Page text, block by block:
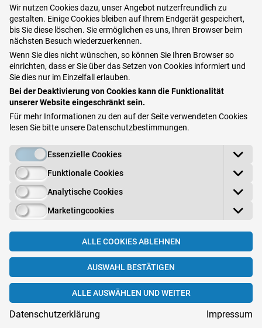
Wie erkennen Sie Scabies?
Meistfängt die Krätze mit einemdezenten Jucken an
Bald steigert sich der Reiz, die Haut brennt, die
Schlafruhe ist gestört, weil die Bettwärme die Milben
beweglich macht. Erstebetroffene Stellen
mit dünner Hornschicht: Finger und Zehen, unter den
Achseln, an den Leisten, im Genitalbereich, auf den
Handgelenken, rund um den Bauchnabel.
DerKopfbereich ist selten bei Erwachsenen
, öfter bei
Kleinkindern betroffen. Die Haut verändert sich, es
entstehenBläschen, Knoten, Krusten
. Häufig kommen
Superinfektionen mit Bakterien dazu, da die Hautbarriere
Kratzverletzungengestört ist. Mit Hilfe eines
Dermatoskops lassen sich dietypischen Gänge
nachweisen. Häufig sind, trotz ausgeprägtem Befund, nur
wenigeMilbenvorhanden.
Wir nutzen Cookies dazu, unser Angebot nutzerfreundlich zu
gestalten. Einige Cookies bleiben auf Ihrem Endgerät gespeichert,
bis Sie diese löschen. Sie ermöglichen es uns, Ihren Browser beim
nächsten Besuch wiederzuerkennen.
Wenn Sie dies nicht wünschen, so können Sie Ihren Browser so
einrichten, dass er Sie über das Setzen von Cookies informiert und
Sie dies nur im Einzelfall erlauben.
Bei der Deaktivierung von Cookies kann die Funktionalität
unserer Website eingeschränkt sein.
Für mehr Informationen zu den auf der Seite verwendeten Cookies
lesen Sie bitte unsere Datenschutzbestimmungen.
Essenzielle Cookies
Funktionale Cookies
Analytische Cookies
Marketingcookies
ALLE COOKIES ABLEHNEN
AUSWAHL BESTÄTIGEN
ALLE AUSWÄHLEN UND WEITER
Datenschutzerklärung Impressum